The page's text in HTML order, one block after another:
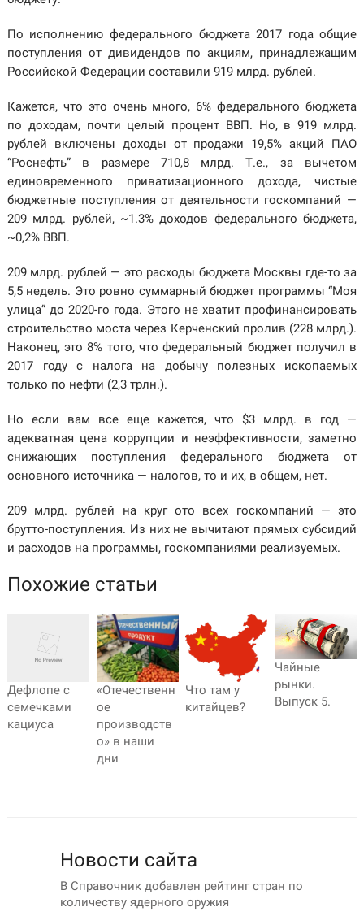
По исполнению федерального бюджета 2017 года общие
поступления от дивидендов по акциям, принадлежащим
Российской Федерации составили 919 млрд. рублей.
Кажется, что это очень много, 6% федерального бюджета
по доходам, почти целый процент ВВП. Но, в 919 млрд.
рублей включены доходы от продажи 19,5% акций ПАО
“Роснефть” в размере 710,8 млрд. Т.е., за вычетом
единовременного приватизационного дохода, чистые
бюджетные поступления от деятельности госкомпаний —
209 млрд. рублей, ~1.3% доходов федерального бюджета,
~0,2% ВВП.
209 млрд. рублей — это расходы бюджета Москвы где-то за
5,5 недель. Это ровно суммарный бюджет программы “Моя
улица” до 2020-го года. Этого не хватит профинансировать
строительство моста через Керченский пролив (228 млрд.).
Наконец, это 8% того, что федеральный бюджет получил в
2017 году с налога на добычу полезных ископаемых
только по нефти (2,3 трлн.).
Но если вам все еще кажется, что $3 млрд. в год —
адекватная цена коррупции и неэффективности, заметно
снижающих поступления федерального бюджета от
основного источника — налогов, то и их, в общем, нет.
209 млрд. рублей на круг ото всех госкомпаний — это
брутто-поступления. Из них не вычитают прямых субсидий
и расходов на программы, госкомпаниями реализуемых.
Похожие статьи
Дефлопе с
семечками
кациуса
«Отечественн
ое
производств
о» в наши
дни
Что там у
китайцев?
Чайные
рынки.
Выпуск 5.
Новости сайта
В Справочник добавлен рейтинг стран по
количеству ядерного оружия